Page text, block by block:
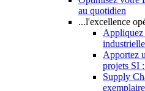
au quotidien
...l'excellence
Appliquez
Apportez
projets SI
Supply